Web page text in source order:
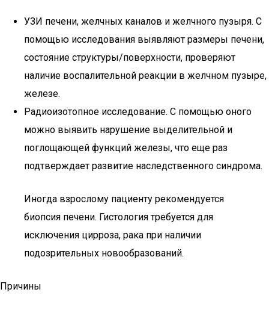
УЗИ печени, желчных каналов и желчного пузыря. С
помощью исследования выявляют размеры печени,
состояние структуры/поверхности, проверяют
наличие воспалительной реакции в желчном пузыре,
железе.
Радиоизотопное исследование. С помощью оного
можно выявить нарушение выделительной и
поглощающей функций железы, что еще раз
подтверждает развитие наследственного синдрома.
Иногда взрослому пациенту рекомендуется
биопсия печени. Гистология требуется для
исключения цирроза, рака при наличии
подозрительных новообразований.
Причины